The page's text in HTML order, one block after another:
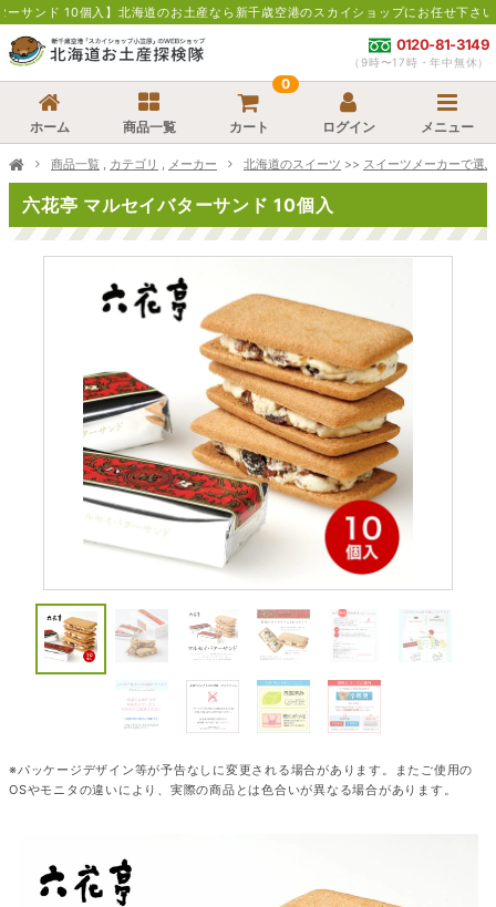
北海道のお土産なら新千歳空港のスカイショップにお任せ下さい。通販・お取寄
0120-81-3149
（9時〜17時・年中無休）
ホーム 商品一覧 カート
0
ログイン メニュー
商品一覧 , カテゴリ , メーカー 北海道のスイーツ >> スイーツメーカーで選ぶ
六花亭 マルセイバターサンド 10個入
※パッケージデザイン等が予告なしに変更される場合があります。またご使用の
OSやモニタの違いにより、実際の商品とは色合いが異なる場合があります。